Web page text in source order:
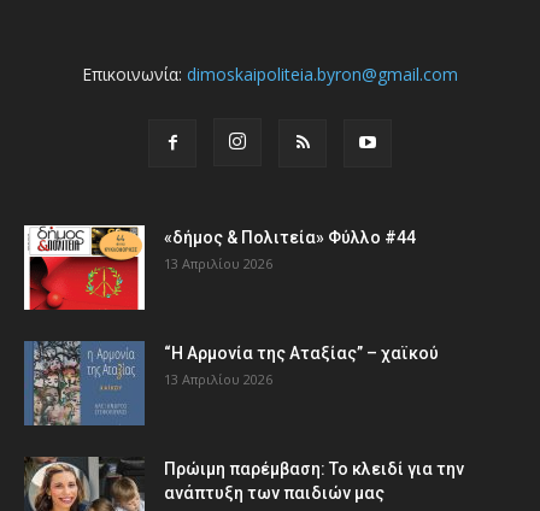
Επικοινωνία: dimoskaipoliteia.byron@gmail.com
«δήμος & Πολιτεία» Φύλλο #44
13 Απριλίου 2026
“Η Αρμονία της Αταξίας” – χαϊκού
13 Απριλίου 2026
Πρώιμη παρέμβαση: Το κλειδί για την
ανάπτυξη των παιδιών µας